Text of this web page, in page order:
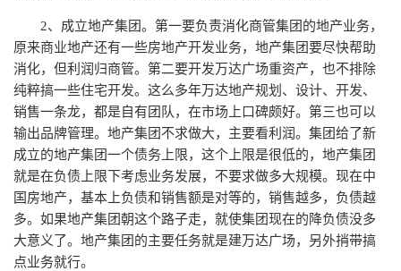
2、成立地产集团。第一要负责消化商管集团的地产业务，
原来商业地产还有一些房地产开发业务，地产集团要尽快帮助
消化，但利润归商管。第二要开发万达广场重资产，也不排除
纯粹搞一些住宅开发。这么多年万达地产规划、设计、开发、
销售一条龙，都是自有团队，在市场上口碑颇好。第三也可以
输出品牌管理。地产集团不求做大，主要看利润。集团给了新
成立的地产集团一个债务上限，这个上限是很低的，地产集团
就是在负债上限下考虑业务发展，不要求做多大规模。现在中
国房地产，基本上负债和销售额是对等的，销售越多，负债越
多。如果地产集团朝这个路子走，就使集团现在的降负债没多
大意义了。地产集团的主要任务就是建万达广场，另外捎带搞
点业务就行。